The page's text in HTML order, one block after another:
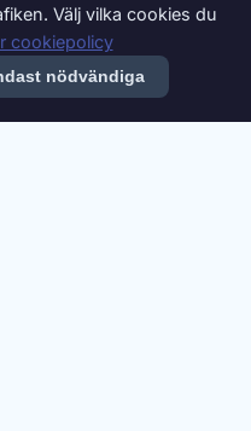
synonymlexikon
Välj vilka cookies du
cookiepolicy
nödvändiga